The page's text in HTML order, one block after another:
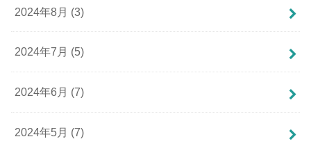
2024年8月 (3)
2024年7月 (5)
2024年6月 (7)
2024年5月 (7)